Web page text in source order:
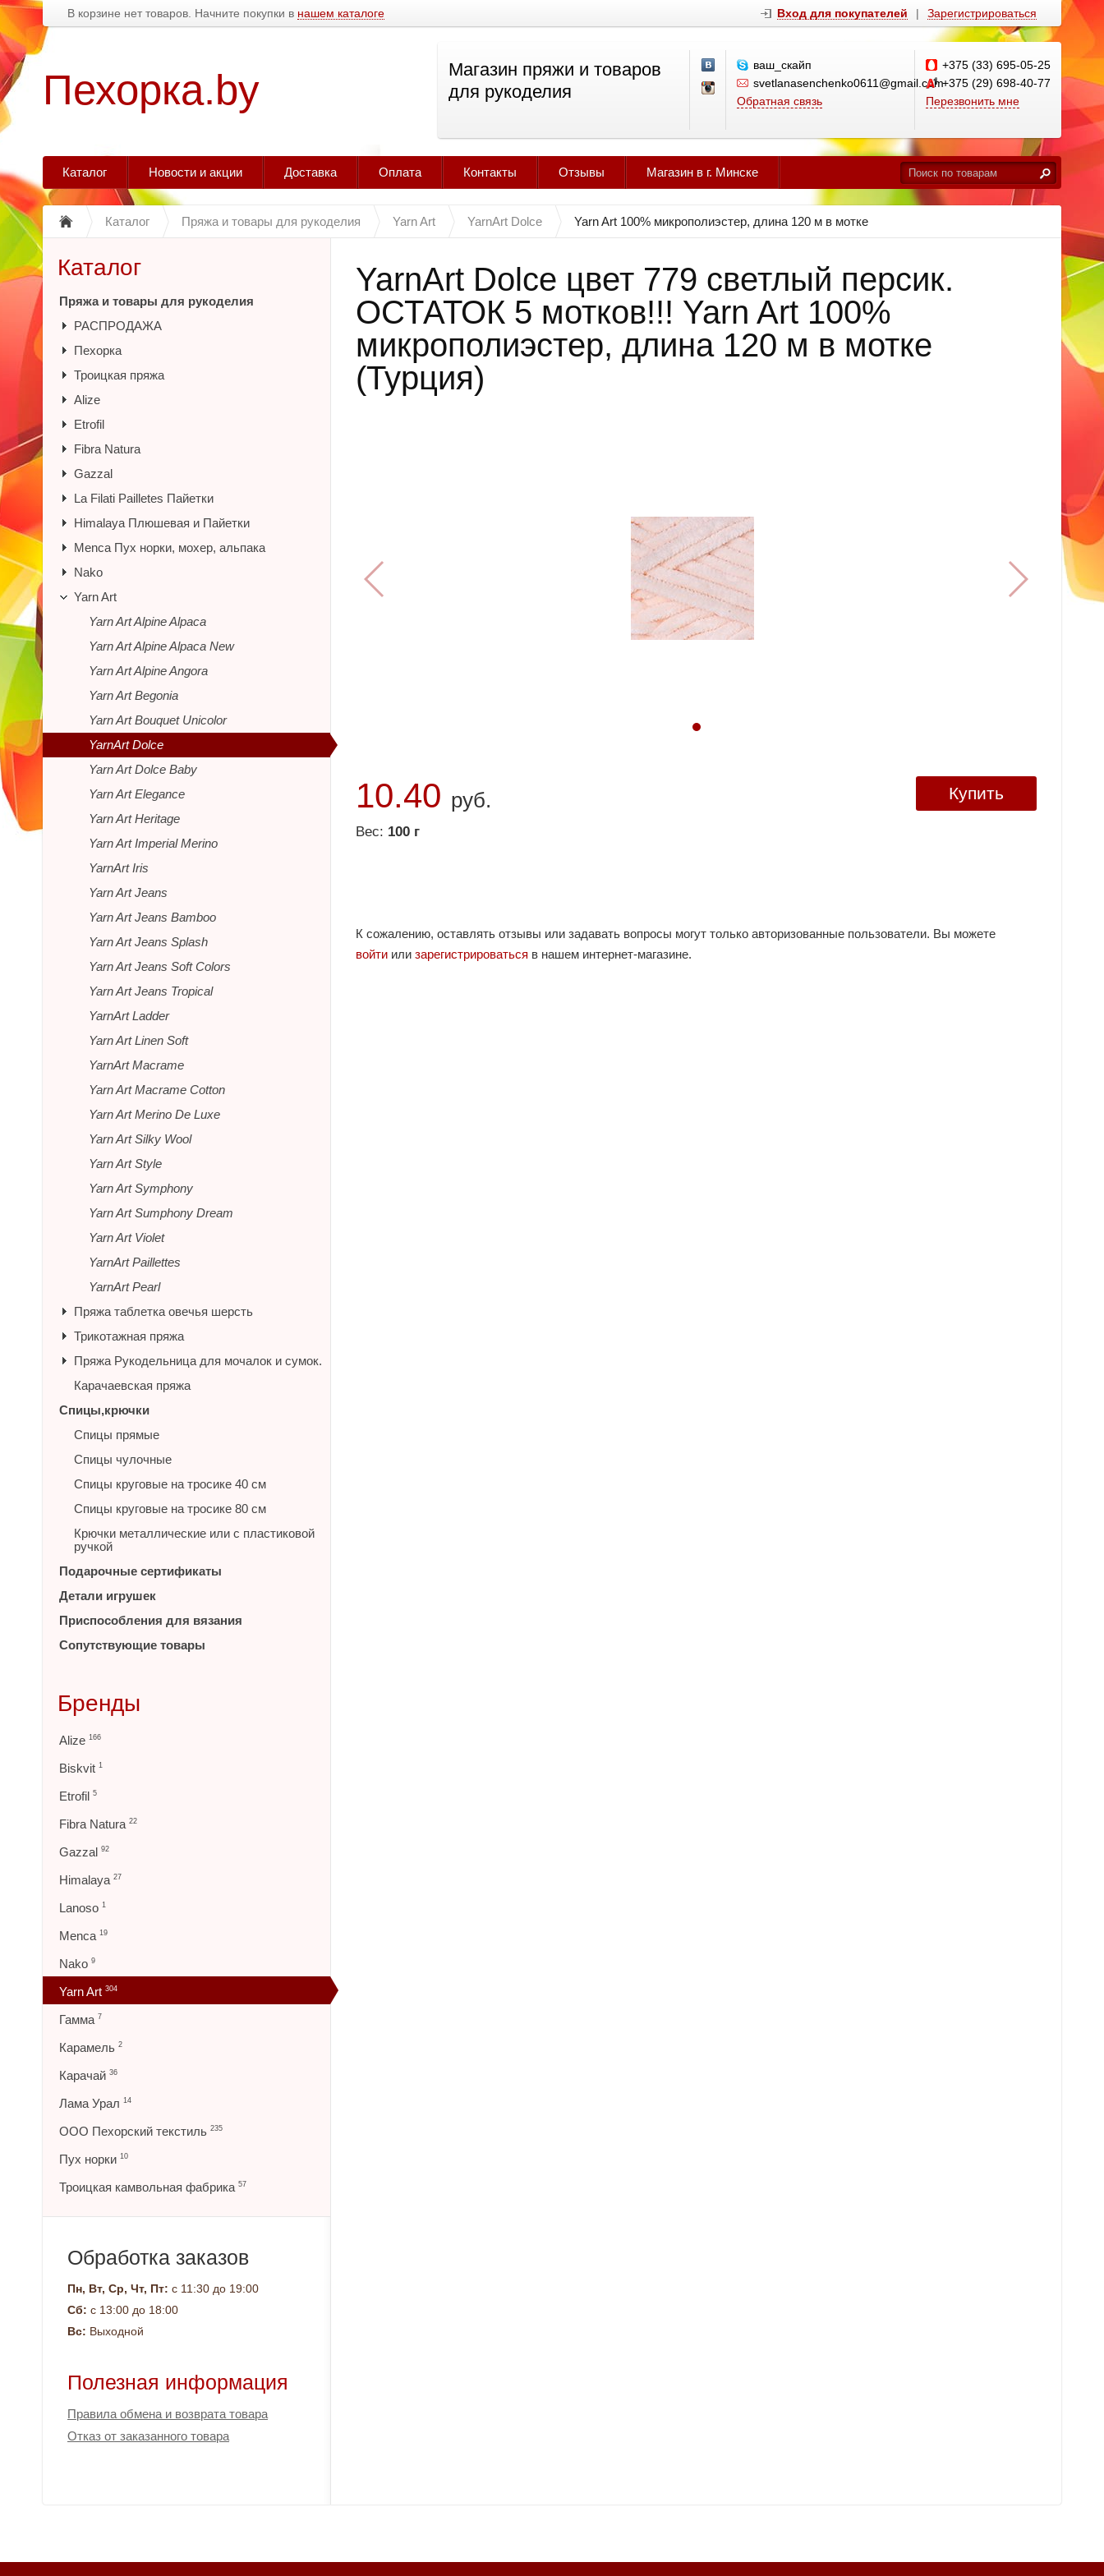
В корзине нет товаров. Начните покупки в нашем каталоге Вход для покупателей | Зарегистрироваться
Пехорка.by
Магазин пряжи и товаров
для рукоделия
ваш_скайп
svetlanasenchenko0611@gmail.com
Обратная связь
+375 (33) 695-05-25
+375 (29) 698-40-77
Перезвонить мне
Каталог Новости и акции Доставка Оплата Контакты Отзывы Магазин в г. Минске
Каталог Пряжа и товары для рукоделия Yarn Art YarnArt Dolce Yarn Art 100% микрополиэстер, длина 120 м в мотке
YarnArt Dolce цвет 779 светлый персик.
ОСТАТОК 5 мотков!!! Yarn Art 100%
микрополиэстер, длина 120 м в мотке
(Турция)
10.40 руб.
Вес: 100 г
Купить
К сожалению, оставлять отзывы или задавать вопросы могут только авторизованные пользователи. Вы можете
войти или зарегистрироваться в нашем интернет-магазине.
Каталог
Пряжа и товары для рукоделия
РАСПРОДАЖА
Пехорка
Троицкая пряжа
Alize
Etrofil
Fibra Natura
Gazzal
La Filati Pailletes Пайетки
Himalaya Плюшевая и Пайетки
Menca Пух норки, мохер, альпака
Nako
Yarn Art
Yarn Art Alpine Alpaca
Yarn Art Alpine Alpaca New
Yarn Art Alpine Angora
Yarn Art Begonia
Yarn Art Bouquet Unicolor
YarnArt Dolce
Yarn Art Dolce Baby
Yarn Art Elegance
Yarn Art Heritage
Yarn Art Imperial Merino
YarnArt Iris
Yarn Art Jeans
Yarn Art Jeans Bamboo
Yarn Art Jeans Splash
Yarn Art Jeans Soft Colors
Yarn Art Jeans Tropical
YarnArt Ladder
Yarn Art Linen Soft
YarnArt Macrame
Yarn Art Macrame Cotton
Yarn Art Merino De Luxe
Yarn Art Silky Wool
Yarn Art Style
Yarn Art Symphony
Yarn Art Sumphony Dream
Yarn Art Violet
YarnArt Paillettes
YarnArt Pearl
Пряжа таблетка овечья шерсть
Трикотажная пряжа
Пряжа Рукодельница для мочалок и сумок.
Карачаевская пряжа
Спицы,крючки
Спицы прямые
Спицы чулочные
Спицы круговые на тросике 40 см
Спицы круговые на тросике 80 см
Крючки металлические или с пластиковой
ручкой
Подарочные сертификаты
Детали игрушек
Приспособления для вязания
Сопутствующие товары
Бренды
Alize 166
Biskvit 1
Etrofil 5
Fibra Natura 22
Gazzal 92
Himalaya 27
Lanoso 1
Menca 19
Nako 9
Yarn Art 304
Гамма 7
Карамель 2
Карачай 36
Лама Урал 14
ООО Пехорский текстиль 235
Пух норки 10
Троицкая камвольная фабрика 57
Обработка заказов
Пн, Вт, Ср, Чт, Пт: с 11:30 до 19:00
Сб: с 13:00 до 18:00
Вс: Выходной
Полезная информация
Правила обмена и возврата товара
Отказ от заказанного товара